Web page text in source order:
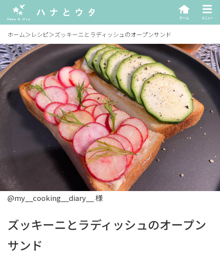
ホーム＞ レシピ＞ズッキーニとラディッシュのオープンサンド
@my__cooking__diary__ 様
ズッキーニとラディッシュのオープン
サンド